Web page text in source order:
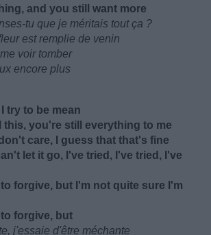
and you still want more
tu que je méritais tout ça ?
est remplie de venin
voir tomber
encore plus
try to be mean
this, you're still everything to me
care, I guess that that's fine
let it go, I've tried, I've tried, I've
forgive, but I'm not quite sure I'm
forgive, but
j'essaie d'être méchante